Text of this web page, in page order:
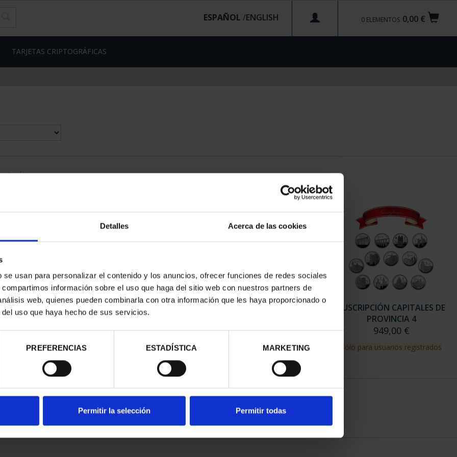
Detalles Acerca de las cookies
usan para personalizar el contenido y los anuncios, ofrecer funciones de redes sociales
información sobre el uso que haga del sitio web con nuestros partners de
web, quienes pueden combinarla con otra información que les haya proporcionado o
uso que haya hecho de sus servicios.
PREFERENCIAS ESTADÍSTICA MARKETING
Permitir la selección Permitir todas
0,00 €
0 ELEMENTOS
ESPAÑOL /
TARJETAS CRIPTOGRÁFICAS
DE
1
€
registrados
SUSCRIPCIÓN CAPITALES DE
PROVINCIA 2
949,00 €
Sólo para usuarios registrados
SUSCRIPCIÓN CAPITALES DE
949,00 €
Sólo para usuarios registrados
SUSCRIPCIÓN CAPITALES DE
PROVINCIA 4
949,00 €
Sólo para usuarios registrados